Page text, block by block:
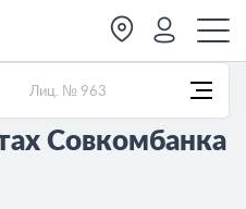
Лиц. № 963
Совкомбанка